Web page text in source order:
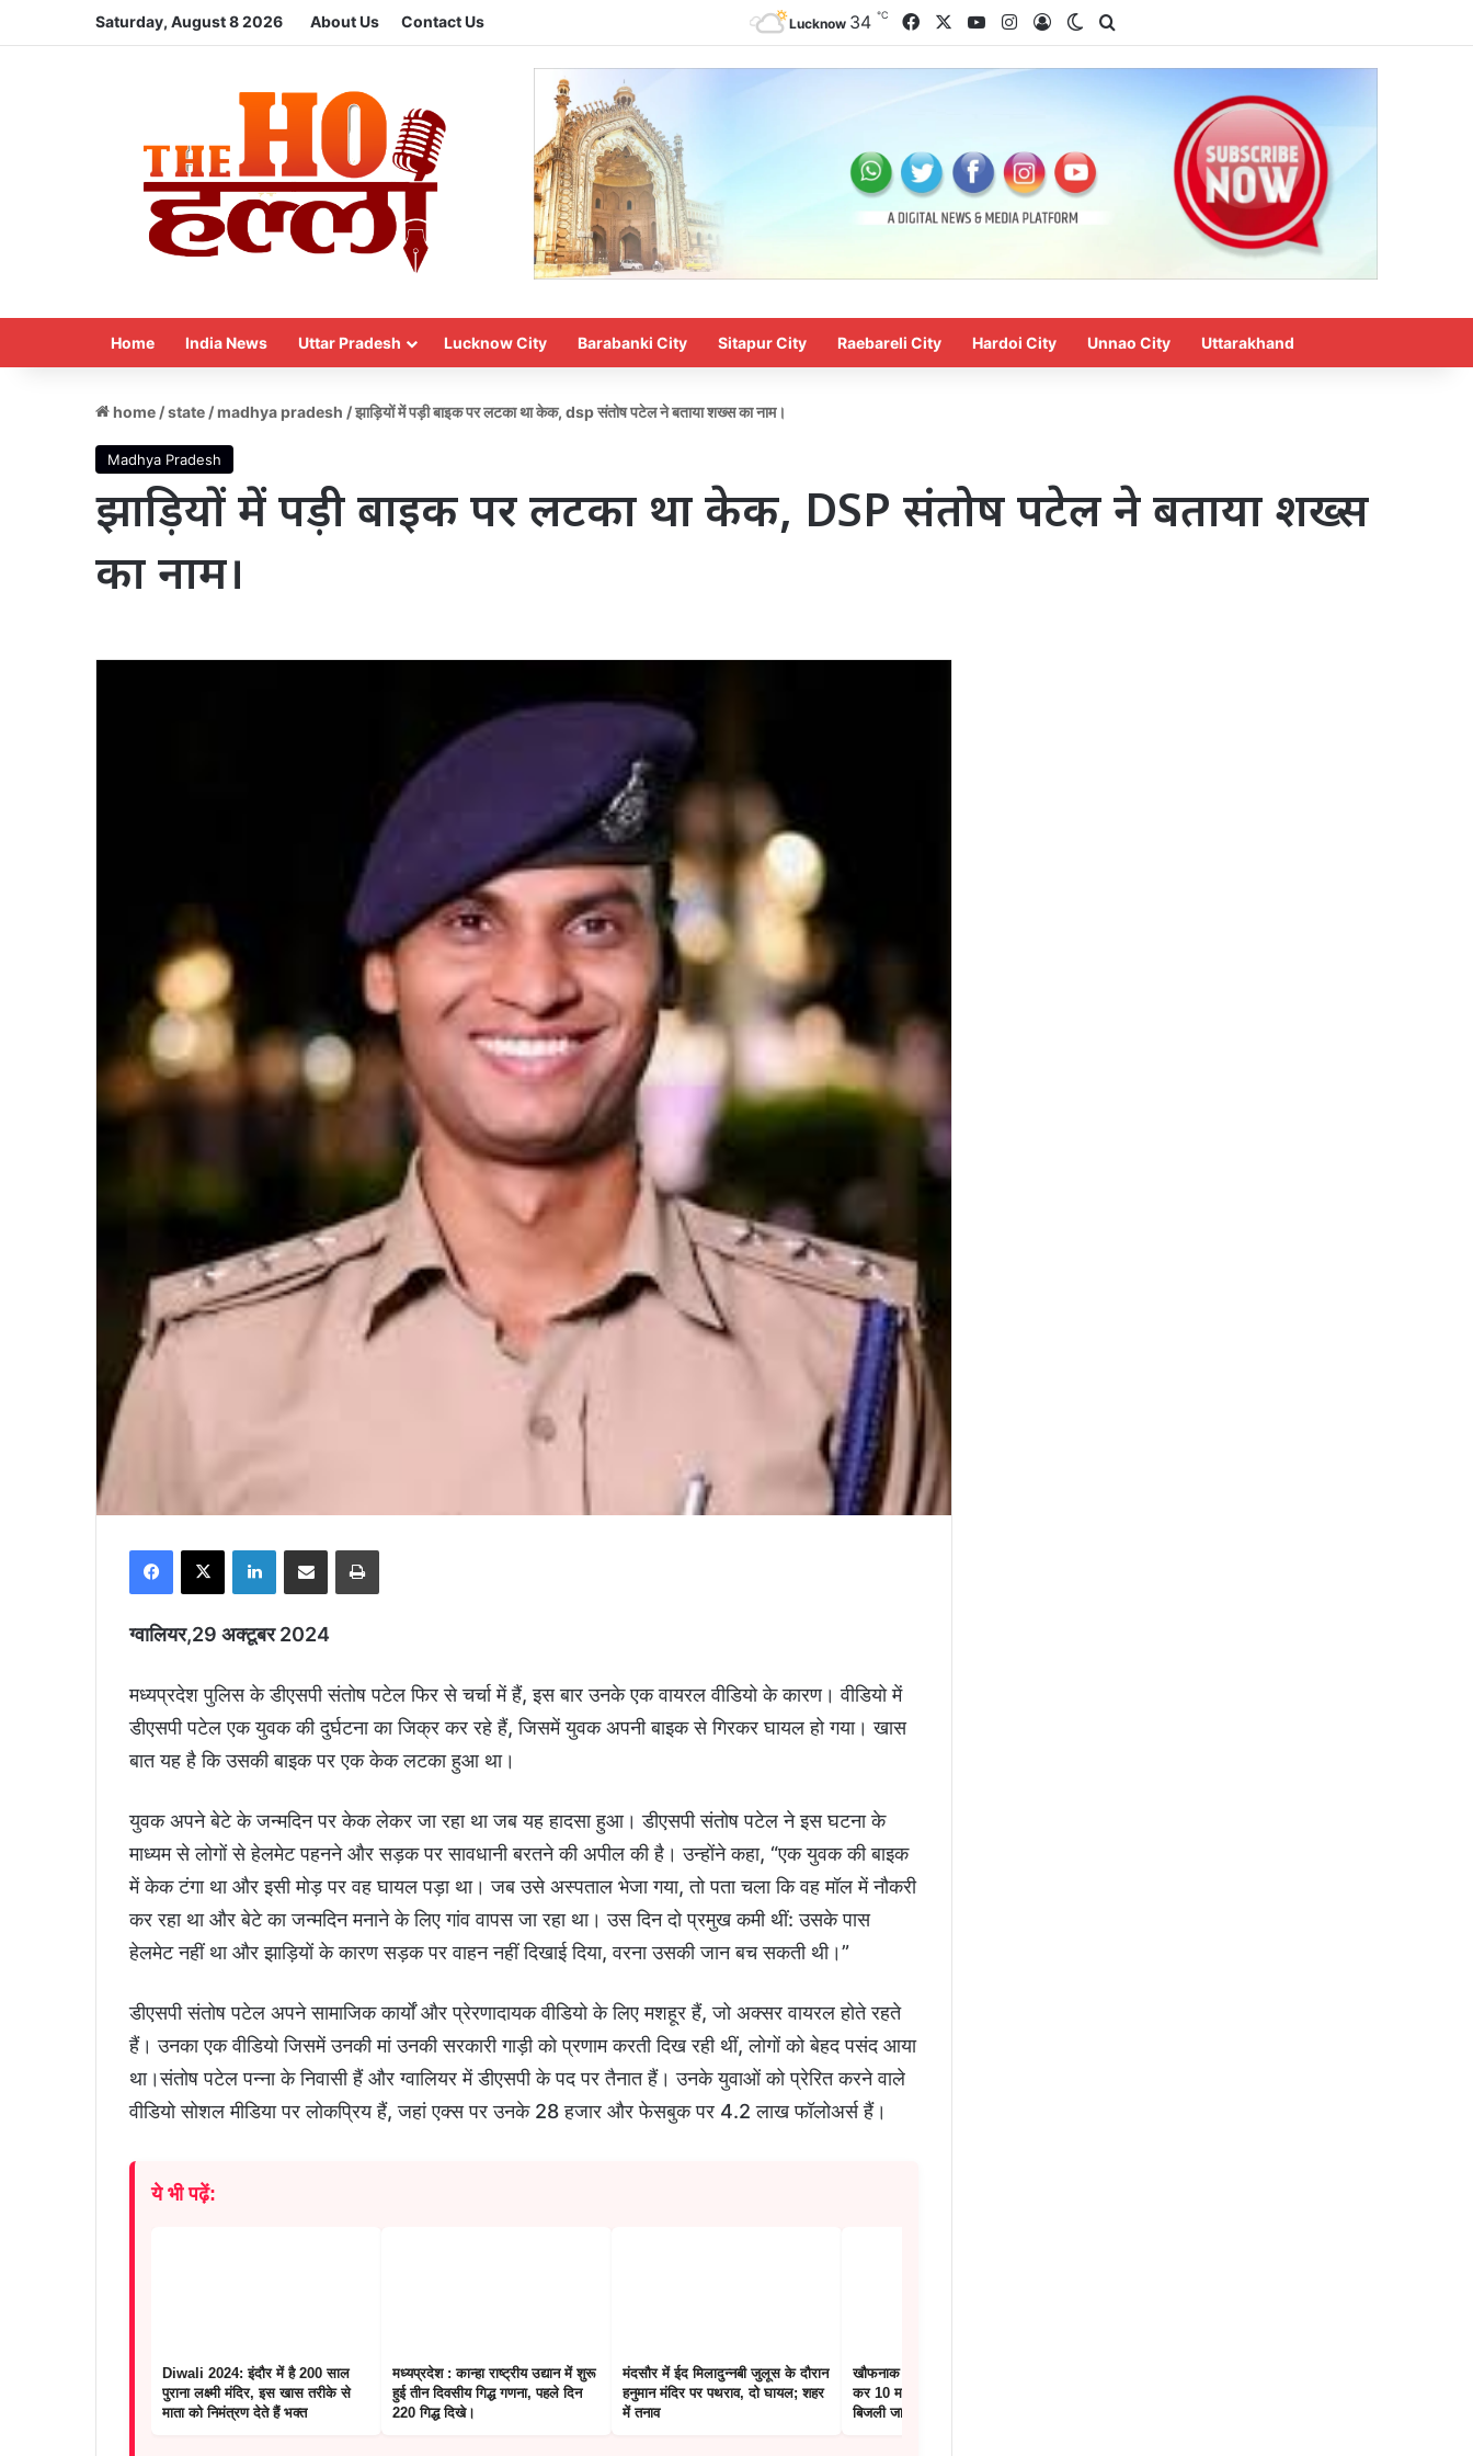
Saturday, August 8 2026 About Us Contact Us Lucknow 34 ℃ FacebookYouTubeInstagram
Log InSwitch skin
Home India News Uttar Pradesh Lucknow City Barabanki City Sitapur City Raebareli City Hardoi City Unnao City Uttarakhand
home /state /madhya pradesh /झाड़ियों में पड़ी बाइक पर लटका था केक, dsp संतोष पटेल ने बताया शख्स का नाम।
Madhya Pradesh
झाड़ियों में पड़ी बाइक पर लटका था केक, DSP संतोष पटेल ने बताया शख्स
का नाम।
Facebook
X LinkedInShare via Email Print
ग्वालियर,29 अक्टूबर 2024
मध्यप्रदेश पुलिस के डीएसपी संतोष पटेल फिर से चर्चा में हैं, इस बार उनके एक वायरल वीडियो के कारण। वीडियो में
डीएसपी पटेल एक युवक की दुर्घटना का जिक्र कर रहे हैं, जिसमें युवक अपनी बाइक से गिरकर घायल हो गया। खास
बात यह है कि उसकी बाइक पर एक केक लटका हुआ था।
युवक अपने बेटे के जन्मदिन पर केक लेकर जा रहा था जब यह हादसा हुआ। डीएसपी संतोष पटेल ने इस घटना के
माध्यम से लोगों से हेलमेट पहनने और सड़क पर सावधानी बरतने की अपील की है। उन्होंने कहा, “एक युवक की बाइक
में केक टंगा था और इसी मोड़ पर वह घायल पड़ा था। जब उसे अस्पताल भेजा गया, तो पता चला कि वह मॉल में नौकरी
कर रहा था और बेटे का जन्मदिन मनाने के लिए गांव वापस जा रहा था। उस दिन दो प्रमुख कमी थीं: उसके पास
हेलमेट नहीं था और झाड़ियों के कारण सड़क पर वाहन नहीं दिखाई दिया, वरना उसकी जान बच सकती थी।”
डीएसपी संतोष पटेल अपने सामाजिक कार्यों और प्रेरणादायक वीडियो के लिए मशहूर हैं, जो अक्सर वायरल होते रहते
हैं। उनका एक वीडियो जिसमें उनकी मां उनकी सरकारी गाड़ी को प्रणाम करती दिख रही थीं, लोगों को बेहद पसंद आया
था।संतोष पटेल पन्ना के निवासी हैं और ग्वालियर में डीएसपी के पद पर तैनात हैं। उनके युवाओं को प्रेरित करने वाले
वीडियो सोशल मीडिया पर लोकप्रिय हैं, जहां एक्स पर उनके 28 हजार और फेसबुक पर 4.2 लाख फॉलोअर्स हैं।
ये भी पढ़ें:
Diwali 2024: इंदौर में है 200 साल
पुराना लक्ष्मी मंदिर, इस खास तरीके से
माता को निमंत्रण देते हैं भक्त
मध्यप्रदेश : कान्हा राष्ट्रीय उद्यान में शुरू
हुई तीन दिवसीय गिद्ध गणना, पहले दिन
220 गिद्ध दिखे।
मंदसौर में ईद मिलादुन्नबी जुलूस के दौरान
हनुमान मंदिर पर पथराव, दो घायल; शहर
में तनाव
खौफनाक : ‘लिव-इन पार्टनर’ की हत्या
कर 10 महीने तक फ्रिज में रखा शव,
बिजली जाने पर आई दुर्गंध तो खुला राज